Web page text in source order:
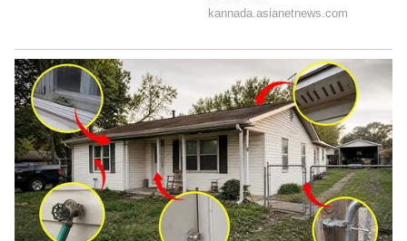
ABOUT THE AUTHOR
GS Govindaraj S
ಏಷ್ಯಾನೆಟ್ ಸುವರ್ಣ ಡಿಜಿಟಲ್ ಕನ್ನಡ ವಿಭಾಗದಲ್ಲಿ ಉಪ ಸಂಪಾದಕ.
ಕಳೆದ 8 ವರ್ಷಗಳಿಂದ ಮಾಧ್ಯಮ ಪ್ರಪಂಚದಲ್ಲಿದ್ದೇನೆ. ಹುಟ್ಟಿ
ಬೆಳೆದಿದ್ದು ಬೆಂಗಳೂರಿನಲ್ಲಿ. ಸ್ನಾತಕೋತ್ತರ ಪದವಿಯನ್ನು ಬೆಂಗಳೂರು
ವಿಶ್ವವಿದ್ಯಾಲಯದಿಂದ ಪಡೆದಿದ್ದೇನೆ. ದೂರದರ್ಶನದಲ್ಲಿ ಇಂಟರ್ನ್‌ಶಿಪ್
ನಿರ್ವಹಣೆ. ಪ್ರಜಾವಾಣಿ ಮತ್ತು ಉದಯವಾಣಿ ಡಿಜಿಟಲ್ ವಿಭಾಗದಲ್ಲಿ
ಬರಹಗಾರ ಹಾಗೂ ಕಂಟೆಂಟ್ ಡೆವಲಪರ್ ಆಗಿ ಕೆಲಸ ಮಾಡಿದ್ದೇನೆ.
ಮನರಂಜನೆ ಸುದ್ದಿಗಳ ಬಗ್ಗೆ ತುಂಬಾ ಆಸಕ್ತಿ. ಸಿನಿಮಾ ವೀಕ್ಷಿಸುವುದು,
ಸಂಗೀತ ಕೇಳುವುದು ಮತ್ತು ಕ್ರೀಡೆ ನೆಚ್ಚಿನ ಹವ್ಯಾಸಗಳು.
ಜೀವನಶೈಲಿ ಮನೆ ಸುದ್ದಿ